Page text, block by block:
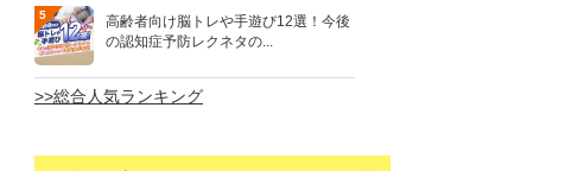
5
高齢者向け脳トレや手遊び12選！今後
の認知症予防レクネタの...
>>総合人気ランキング